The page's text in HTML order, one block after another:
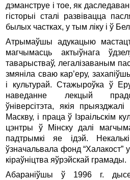
дэманструе і тое, як
гісторыі сталі развівацца
былых частках, у тым ліку і ў
Атрымаўшы адукацыю
магчымасць актыўнага
таварыстваў, легалізаваным
змяніла сваю кар’еру,
і культурай. Стажыроўка ў
наведанне лекцый
ўніверсітэта, якія
Маскву, і праца ў Ізраільскім
цэнтры ў Мінску далі
падтрымкі яе ідэй.
ўзначальвала фонд “Халакост”
кіраўніцтва яўрэйскай грамады.
Абараніўшы ў 1996 г.